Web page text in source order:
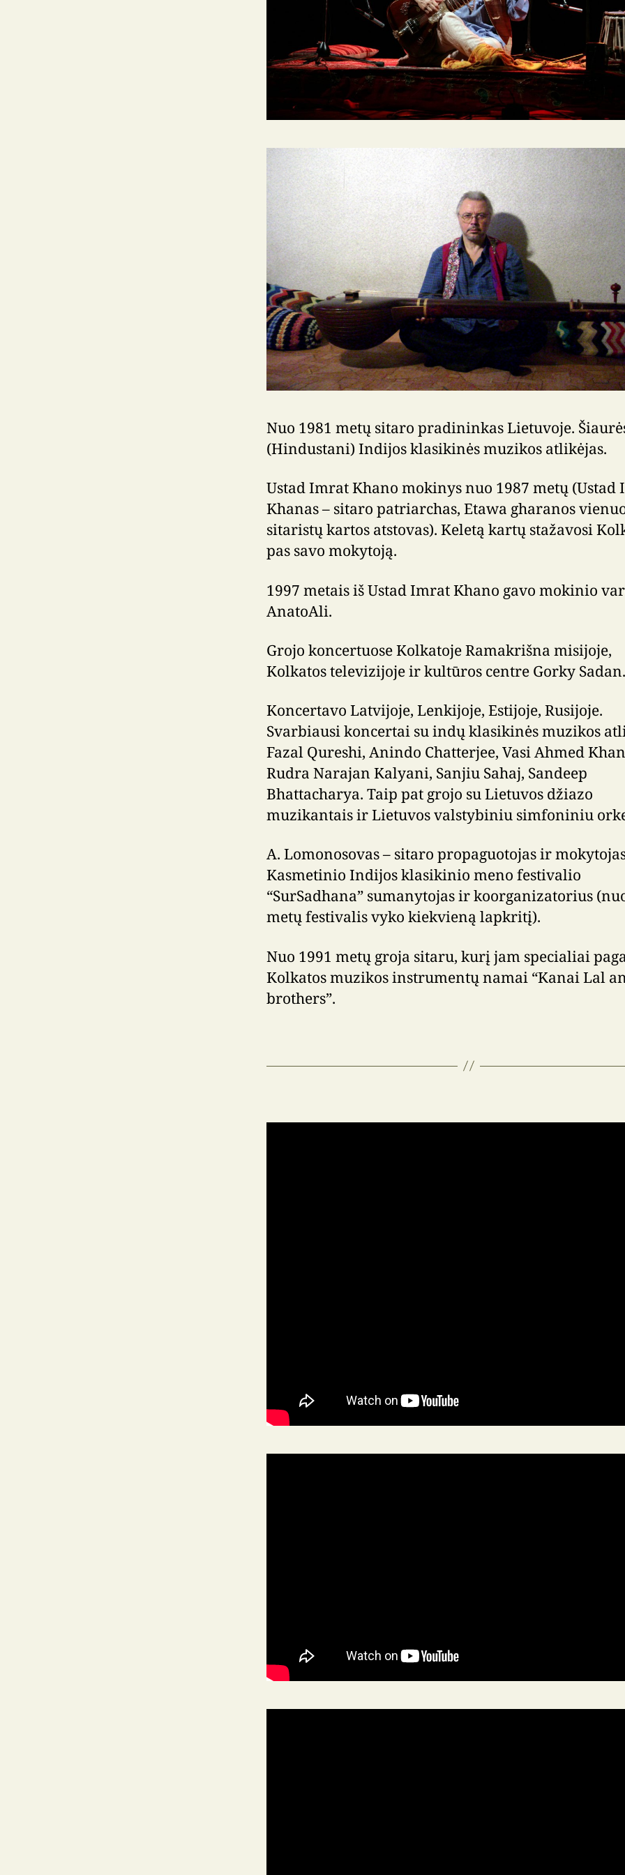
Nuo 1981 metų sitaro pradininkas Lietuvoje.
(Hindustani) Indijos klasikinės muzikos atlikėjas.
Ustad Imrat Khano mokinys nuo 1987 metų (Ustad
Khanas – sitaro patriarchas, Etawa gharanos
sitaristų kartos atstovas). Keletą kartų stažavosi
pas savo mokytoją.
1997 metais iš Ustad Imrat Khano gavo mokinio
AnatoAli.
Grojo koncertuose Kolkatoje Ramakrišna misijoje,
Kolkatos televizijoje ir kultūros centre Gorky Sadan.
Koncertavo Latvijoje, Lenkijoje, Estijoje, Rusijoje.
Svarbiausi koncertai su indų klasikinės muzikos
Fazal Qureshi, Anindo Chatterjee, Vasi Ahmed
Rudra Narajan Kalyani, Sanjiu Sahaj, Sandeep
Bhattacharya. Taip pat grojo su Lietuvos džiazo
muzikantais ir Lietuvos valstybiniu simfoniniu
A. Lomonosovas – sitaro propaguotojas ir
Kasmetinio Indijos klasikinio meno festivalio
“SurSadhana” sumanytojas ir koorganizatorius
metų festivalis vyko kiekvieną lapkritį).
Nuo 1991 metų groja sitaru, kurį jam specialiai
Kolkatos muzikos instrumentų namai “Kanai Lal
brothers”.